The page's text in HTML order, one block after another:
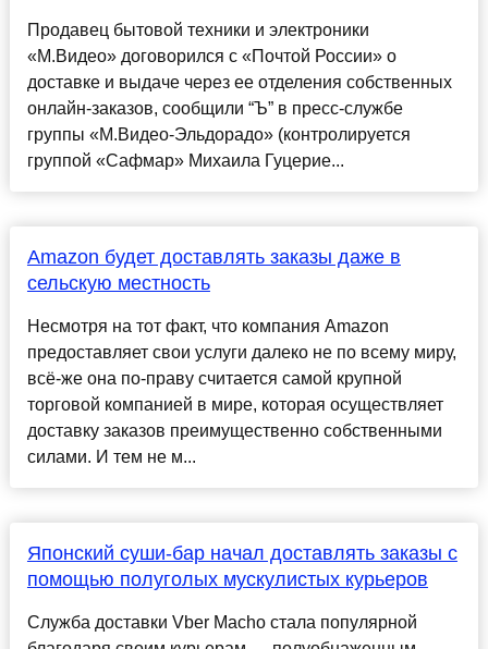
Продавец бытовой техники и электроники
«М.Видео» договорился с «Почтой России» о
доставке и выдаче через ее отделения собственных
онлайн-заказов, сообщили “Ъ” в пресс-службе
группы «М.Видео-Эльдорадо» (контролируется
группой «Сафмар» Михаила Гуцерие...
Amazon будет доставлять заказы даже в
сельскую местность
Несмотря на тот факт, что компания Amazon
предоставляет свои услуги далеко не по всему миру,
всё-же она по-праву считается самой крупной
торговой компанией в мире, которая осуществляет
доставку заказов преимущественно собственными
силами. И тем не м...
Японский суши-бар начал доставлять заказы с
помощью полуголых мускулистых курьеров
Служба доставки Vber Macho стала популярной